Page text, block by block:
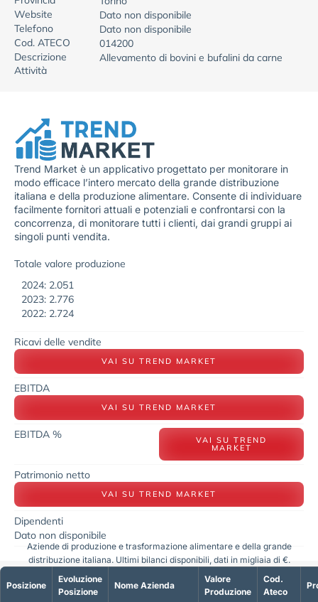
Website
Dato non disponibile
Telefono
Dato non disponibile
Cod. ATECO
014200
Descrizione
Attività
Allevamento di bovini e bufalini da carne
Trend Market è un applicativo progettato per monitorare in
modo efficace l’intero mercato della grande distribuzione
italiana e della produzione alimentare. Consente di individuare
facilmente fornitori attuali e potenziali e confrontarsi con la
concorrenza, di monitorare tutti i clienti, dai grandi gruppi ai
singoli punti vendita.
Totale valore produzione
2024: 2.051
2023: 2.776
2022: 2.724
Ricavi delle vendite
VAI SU TREND MARKET
EBITDA
VAI SU TREND MARKET
EBITDA % VAI SU TREND
MARKET
Patrimonio netto
VAI SU TREND MARKET
Dipendenti
Dato non disponibile
Posizione
Evoluzione
Posizione
Nome Azienda
Valore
Produzione
Cod.
Ateco
Aziende di produzione e trasformazione alimentare e della grande
distribuzione italiana. Ultimi bilanci disponibili, dati in migliaia di €.